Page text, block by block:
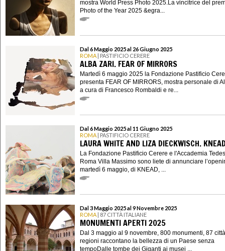
mostra World Press Photo 2025.La vincitrice del
Photo of the Year 2025 &egra...
Dal 6 Maggio 2025 al 26 Giugno 2025
ROMA | PASTIFICIO CERERE
ALBA ZARI. FEAR OF MIRRORS
Martedì 6 maggio 2025 la Fondazione Pastificio
presenta FEAR OF MIRRORS, mostra personale di
a cura di Francesco Rombaldi e re...
Dal 6 Maggio 2025 al 11 Giugno 2025
ROMA | PASTIFICIO CERERE
LAURA WHITE AND LIZA DIECKWISCH.
La Fondazione Pastificio Cerere e l'Accademia
Roma Villa Massimo sono liete di annunciare
martedì 6 maggio, di KNEAD, ...
Dal 3 Maggio 2025 al 9 Novembre 2025
ROMA | 87 CITTÀ ITALIANE
MONUMENTI APERTI 2025
Dal 3 maggio al 9 novembre, 800 monumenti, 87
regioni raccontano la bellezza di un Paese senza
tempoDalle tombe dei Giganti ai musei ...